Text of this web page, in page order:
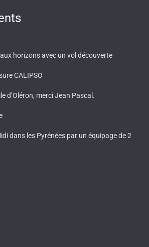
horizons avec un vol découverte
CALIPSO
d’Oléron, merci Jean Pascal.
dans les Pyrénées par un équipage de 2